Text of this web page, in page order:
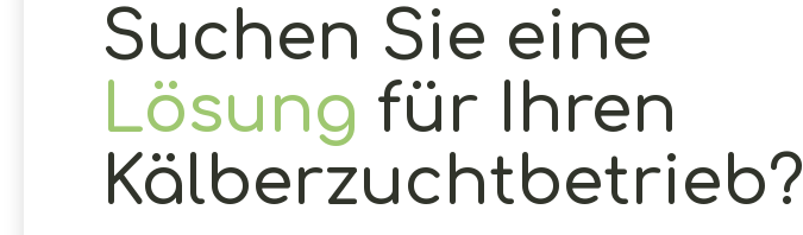
Suchen Sie eine
Lösung für Ihren
Kälberzuchtbetrieb?